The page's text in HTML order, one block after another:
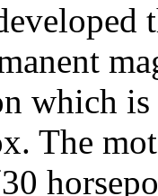
which
The